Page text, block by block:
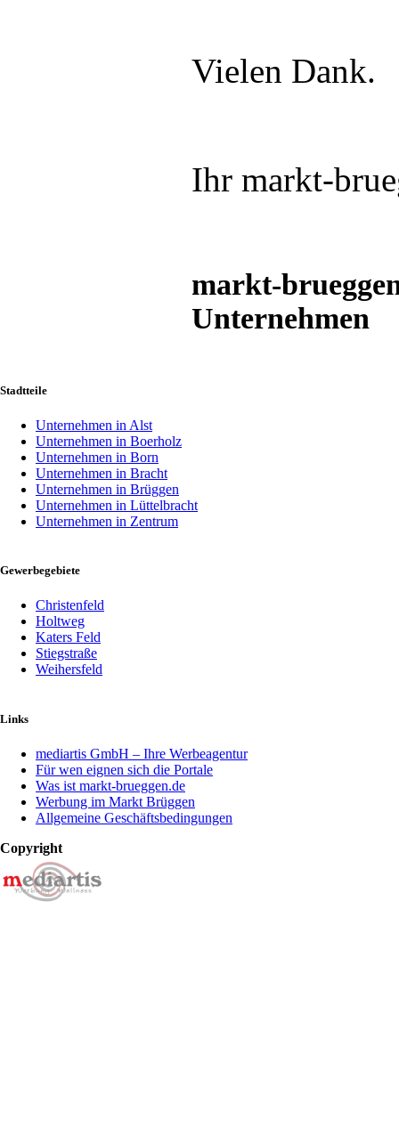
Vielen Dank.
Ihr markt-
markt-
Unternehmen
Stadtteile
Unternehmen in Alst
Unternehmen in Boerholz
Unternehmen in Born
Unternehmen in Bracht
Unternehmen in Brüggen
Unternehmen in Lüttelbracht
Unternehmen in Zentrum
Gewerbegebiete
Christenfeld
Holtweg
Katers Feld
Stiegstraße
Weihersfeld
Links
mediartis GmbH – Ihre Werbeagentur
Für wen eignen sich die Portale
Was ist markt-brueggen.de
Werbung im Markt Brüggen
Allgemeine Geschäftsbedingungen
Copyright